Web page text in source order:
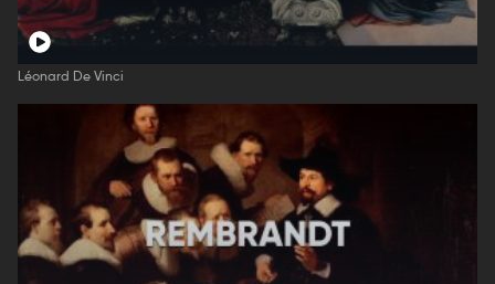
Léonard De Vinci